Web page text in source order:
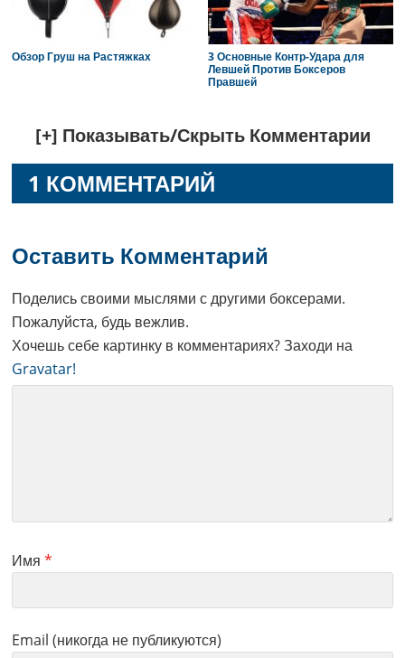
Обзор Груш на Растяжках
3 Основные Контр-Удара для
Левшей Против Боксеров
Правшей
Reader
Interactions
[+] Показывать/Скрыть Комментарии
1 КОММЕНТАРИЙ
Оставить Комментарий
Поделись своими мыслями с другими боксерами.
Пожалуйста, будь вежлив.
Хочешь себе картинку в комментариях? Заходи на
Gravatar!
Имя *
Email (никогда не публикуются)